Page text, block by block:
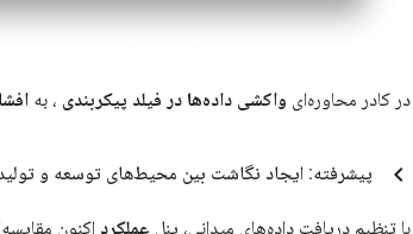
در کادر محاوره‌ای واکشی داده‌ها در فیلد پیکربندی ، به
پیشرفته: ایجاد نگاشت بین محیط‌های توسعه و
با تنظیم دریافت داده‌های میدانی، پنل عملکرد اکنون